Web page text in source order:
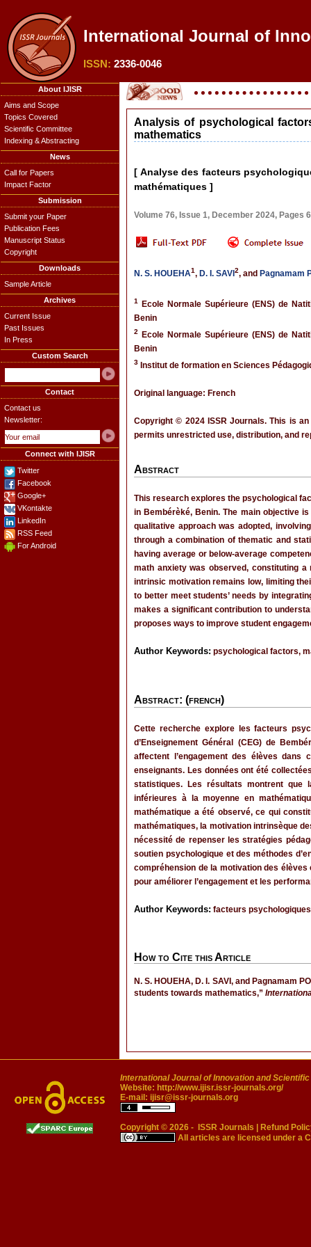
International Journal of
ISSN: 2336-0046
About IJISR
Aims and Scope
Topics Covered
Scientific Committee
Indexing & Abstracting
News
Call for Papers
Impact Factor
Submission
Submit your Paper
Publication Fees
Manuscript Status
Copyright
Downloads
Sample Article
Archives
Current Issue
Past Issues
In Press
Custom Search
Contact
Contact us
Newsletter:
Connect with IJISR
Twitter
Facebook
Google+
VKontakte
LinkedIn
RSS Feed
For Android
Analysis of psychological
mathematics
[ Analyse des facteurs
mathématiques ]
Volume 76, Issue 1, December 2024, Pages
N. S. HOUEHA1, D. I. SAVI 2, and Pagnamam
1
Ecole Normale Supérieure (ENS) de
Benin
2
Ecole Normale Supérieure (ENS) de
Benin
3 Institut de formation en Sciences
Original language: French
Copyright © 2024 ISSR Journals. This is
permits unrestricted use, distribution, and
Abstract
This research explores the psychological
in Bembérèké, Benin. The main objective
qualitative approach was adopted,
through a combination of thematic and
having average or below-average
math anxiety was observed, constituting
intrinsic motivation remains low, limiting
to better meet students’ needs by
makes a significant contribution to
proposes ways to improve student
Author Keywords: psychological factors,
Abstract: (french)
Cette recherche explore les facteurs
d’Enseignement Général (CEG) de
affectent l’engagement des élèves
enseignants. Les données ont été
statistiques. Les résultats montrent que
inférieures à la moyenne en
mathématique a été observé, ce qui
mathématiques, la motivation intrinsèque
nécessité de repenser les stratégies
soutien psychologique et des méthodes
compréhension de la motivation des
pour améliorer l’engagement et les
Author Keywords: facteurs
How to Cite this Article
N. S. HOUEHA, D. I. SAVI, and Pagnamam
students towards mathematics,”
International Journal of Innovation and
Website: http://www.ijisr.issr-journals.org/
E-mail: ijisr@issr-journals.org
Copyright © 2026 - ISSR Journals
Refund
All articles are licensed under a